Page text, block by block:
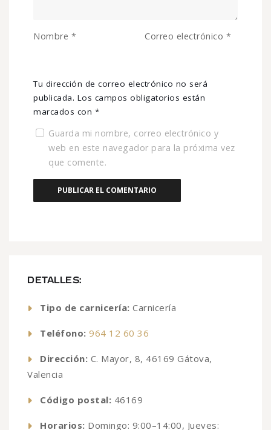
DETALLES:
Tipo de carnicería: Carnicería
Teléfono: 964 12 60 36
Dirección: C. Mayor, 8, 46169 Gátova,
Valencia
Código postal: 46169
Horarios: Domingo: 9:00–14:00, Jueves:
Tu dirección de correo electrónico no será
publicada. Los campos obligatorios están
marcados con *
Nombre * Correo electrónico *
Guarda mi nombre, correo electrónico y
web en este navegador para la próxima vez
que comente.